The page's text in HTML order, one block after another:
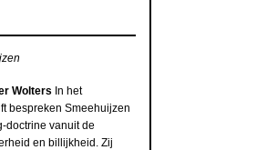
Wolters In het
bespreken Smeehuijzen
doctrine vanuit de
en billijkheid. Zij